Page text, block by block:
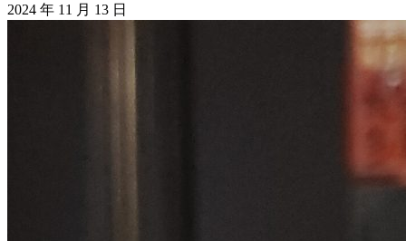
2024 年 11 月 13 日